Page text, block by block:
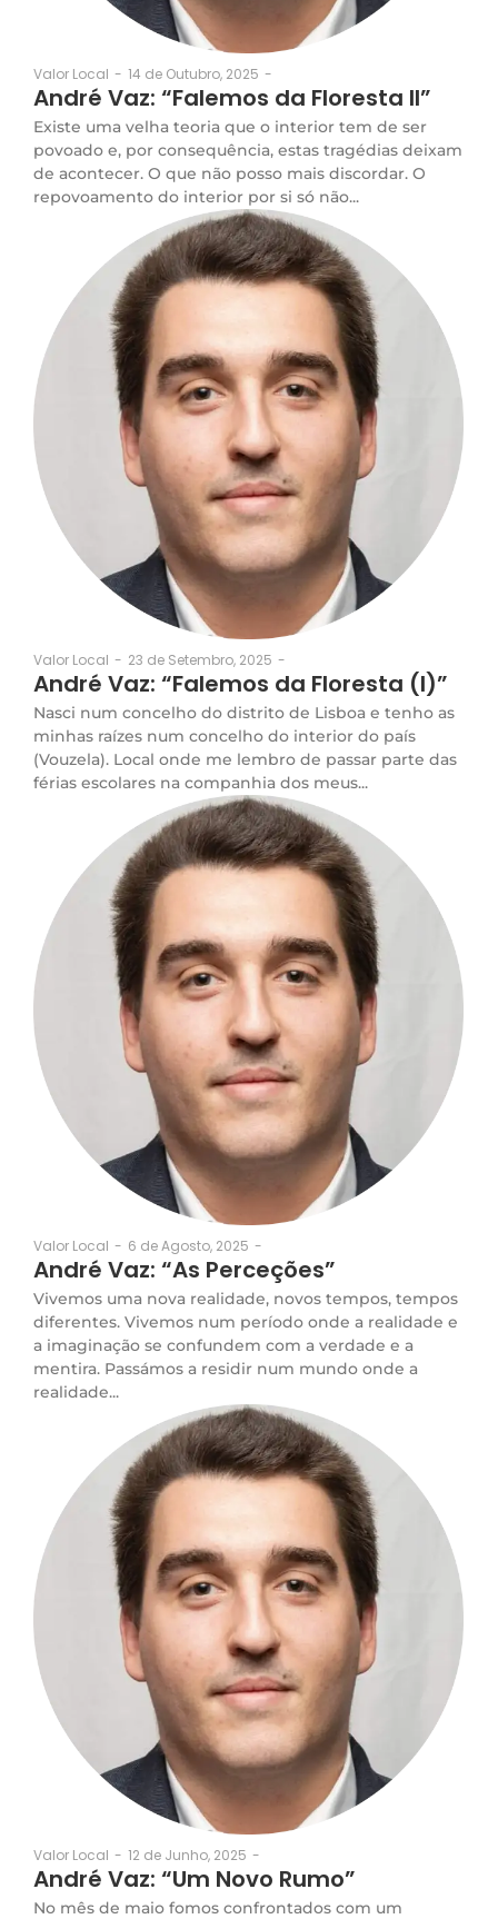
Valor Local - 14 de Outubro, 2025 -
André Vaz: “Falemos da Floresta II”
Existe uma velha teoria que o interior tem de ser
povoado e, por consequência, estas tragédias deixam
de acontecer. O que não posso mais discordar. O
repovoamento do interior por si só não...
Valor Local - 23 de Setembro, 2025 -
André Vaz: “Falemos da Floresta (I)”
Nasci num concelho do distrito de Lisboa e tenho as
minhas raízes num concelho do interior do país
(Vouzela). Local onde me lembro de passar parte das
férias escolares na companhia dos meus...
Valor Local - 6 de Agosto, 2025 -
André Vaz: “As Perceções”
Vivemos uma nova realidade, novos tempos, tempos
diferentes. Vivemos num período onde a realidade e
a imaginação se confundem com a verdade e a
mentira. Passámos a residir num mundo onde a
realidade...
Valor Local - 12 de Junho, 2025 -
André Vaz: “Um Novo Rumo”
No mês de maio fomos confrontados com um